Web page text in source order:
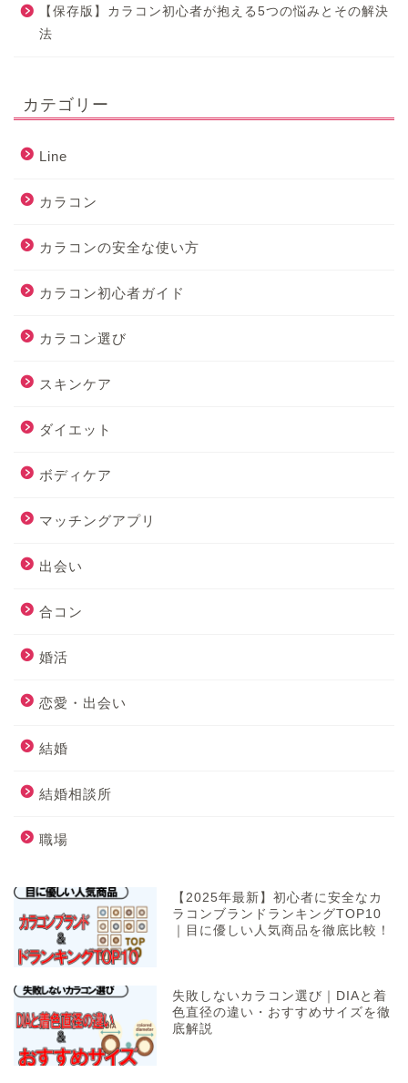
【保存版】カラコン初心者が抱える5つの悩みとその解決
法
カテゴリー
Line
カラコン
カラコンの安全な使い方
カラコン初心者ガイド
カラコン選び
スキンケア
ダイエット
ボディケア
マッチングアプリ
出会い
合コン
婚活
恋愛・出会い
結婚
結婚相談所
職場
【2025年最新】初心者に安全なカ
ラコンブランドランキングTOP10
｜目に優しい人気商品を徹底比較！
失敗しないカラコン選び｜DIAと着
色直径の違い・おすすめサイズを徹
底解説